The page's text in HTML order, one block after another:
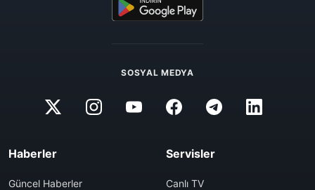
SOSYAL MEDYA
Haberler
Güncel Haberler
Servisler
Canlı TV